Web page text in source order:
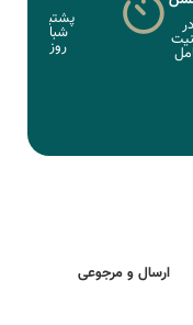
پشتبانی
شبانه
روزی
در
ارسال و مرجوعی